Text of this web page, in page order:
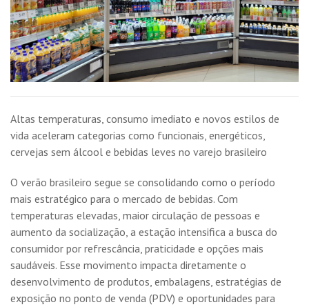
Altas temperaturas, consumo imediato e novos estilos de
vida aceleram categorias como funcionais, energéticos,
cervejas sem álcool e bebidas leves no varejo brasileiro
O verão brasileiro segue se consolidando como o período
mais estratégico para o mercado de bebidas. Com
temperaturas elevadas, maior circulação de pessoas e
aumento da socialização, a estação intensifica a busca do
consumidor por refrescância, praticidade e opções mais
saudáveis. Esse movimento impacta diretamente o
desenvolvimento de produtos, embalagens, estratégias de
exposição no ponto de venda (PDV) e oportunidades para